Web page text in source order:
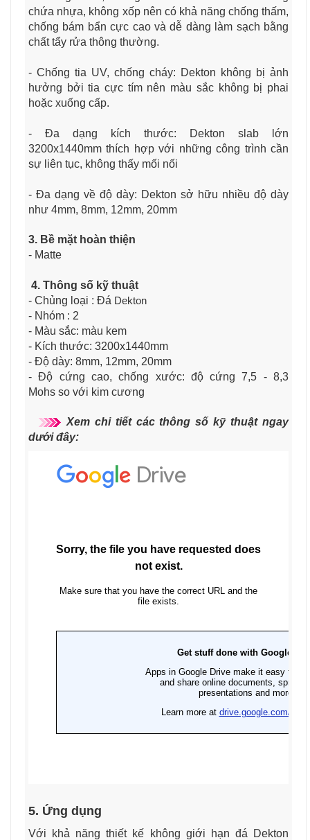
chứa nhựa, không xốp nên có khả năng chống thấm,
chống bám bẩn cực cao và dễ dàng làm sạch bằng
chất tẩy rửa thông thường.
- Chống tia UV, chống cháy: Dekton không bị ảnh
hưởng bởi tia cực tím nên màu sắc không bị phai
hoặc xuống cấp.
- Đa dạng kích thước: Dekton slab lớn
3200x1440mm thích hợp với những công trình cần
sự liên tục, không thấy mối nối
- Đa dạng về độ dày: Dekton sở hữu nhiều độ dày
như 4mm, 8mm, 12mm, 20mm
3. Bề mặt hoàn thiện
- Matte
4. Thông số kỹ thuật
- Chủng loại : Đá Dekton
- Nhóm : 2
- Màu sắc: màu kem
- Kích thước: 3200x1440mm
- Độ dày: 8mm, 12mm, 20mm
- Độ cứng cao, chống xước: độ cứng 7,5 - 8,3
Mohs so với kim cương
Xem chi tiết các thông số kỹ thuật ngay
dưới đây:
5. Ứng dụng
Với khả năng thiết kế không giới hạn đá Dekton